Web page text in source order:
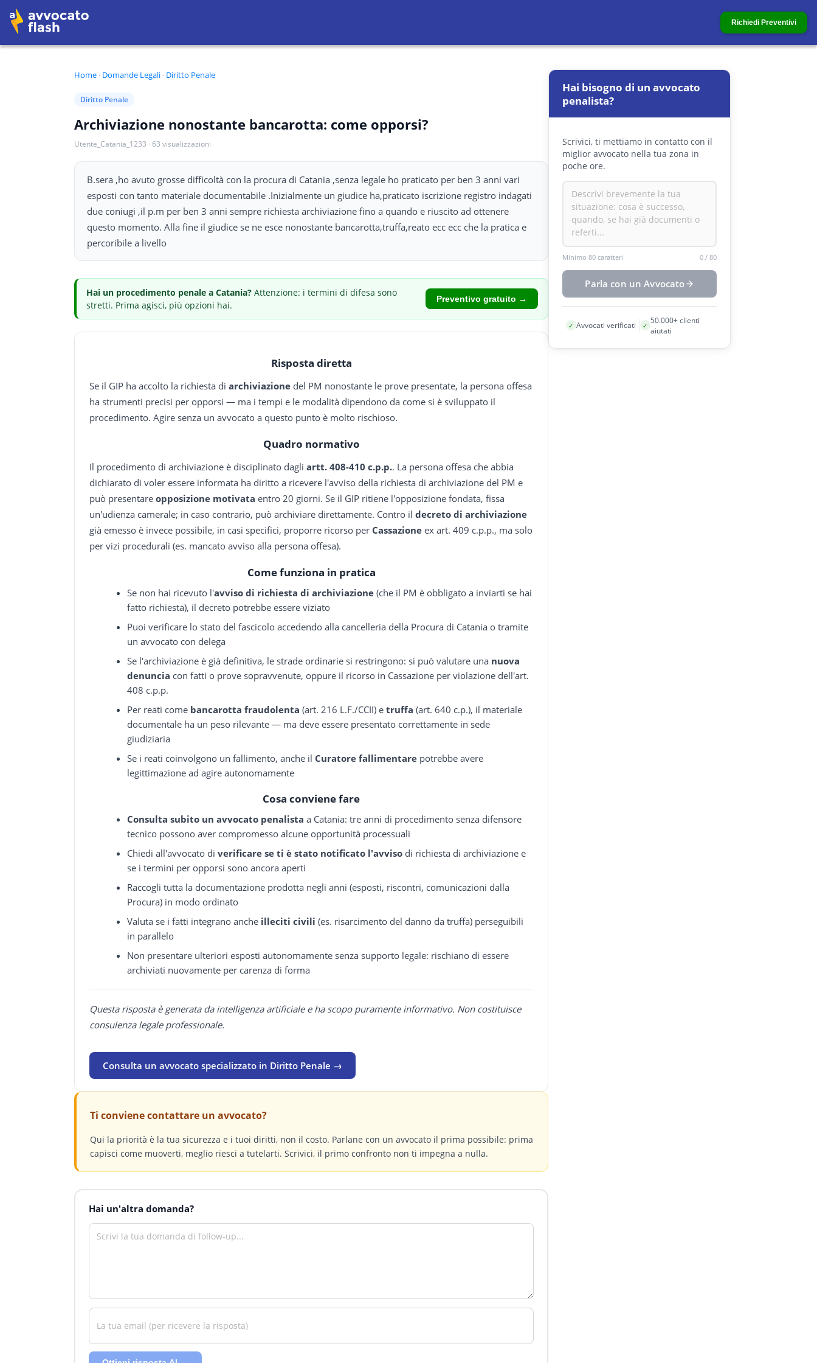
Richiedi Preventivi
Home · Domande Legali · Diritto Penale
Diritto Penale
Archiviazione nonostante bancarotta: come opporsi?
Utente_Catania_1233 · 63 visualizzazioni
B.sera ,ho avuto grosse difficoltà con la procura di Catania ,senza legale ho praticato per ben 3 anni vari
esposti con tanto materiale documentabile .Inizialmente un giudice ha,praticato iscrizione registro indagati
due coniugi ,il p.m per ben 3 anni sempre richiesta archiviazione fino a quando e riuscito ad ottenere
questo momento. Alla fine il giudice se ne esce nonostante bancarotta,truffa,reato ecc ecc che la pratica e
percoribile a livello
Hai un procedimento penale a Catania? Attenzione: i termini di difesa sono
stretti. Prima agisci, più opzioni hai.
Preventivo gratuito →
Risposta diretta
Se il GIP ha accolto la richiesta di archiviazione del PM nonostante le prove presentate, la persona offesa
ha strumenti precisi per opporsi — ma i tempi e le modalità dipendono da come si è sviluppato il
procedimento. Agire senza un avvocato a questo punto è molto rischioso.
Quadro normativo
Il procedimento di archiviazione è disciplinato dagli artt. 408-410 c.p.p.. La persona offesa che abbia
dichiarato di voler essere informata ha diritto a ricevere l'avviso della richiesta di archiviazione del PM e
può presentare opposizione motivata entro 20 giorni. Se il GIP ritiene l'opposizione fondata, fissa
un'udienza camerale; in caso contrario, può archiviare direttamente. Contro il decreto di archiviazione
già emesso è invece possibile, in casi specifici, proporre ricorso per Cassazione ex art. 409 c.p.p., ma solo
per vizi procedurali (es. mancato avviso alla persona offesa).
Come funziona in pratica
Se non hai ricevuto l'avviso di richiesta di archiviazione (che il PM è obbligato a inviarti se hai
fatto richiesta), il decreto potrebbe essere viziato
Puoi verificare lo stato del fascicolo accedendo alla cancelleria della Procura di Catania o tramite
un avvocato con delega
Se l'archiviazione è già definitiva, le strade ordinarie si restringono: si può valutare una nuova
denuncia con fatti o prove sopravvenute, oppure il ricorso in Cassazione per violazione dell'art.
408 c.p.p.
Per reati come bancarotta fraudolenta (art. 216 L.F./CCII) etruffa (art. 640 c.p.), il materiale
documentale ha un peso rilevante — ma deve essere presentato correttamente in sede
giudiziaria
Se i reati coinvolgono un fallimento, anche il Curatore fallimentare potrebbe avere
legittimazione ad agire autonomamente
Cosa conviene fare
Consulta subito un avvocato penalista a Catania: tre anni di procedimento senza difensore
tecnico possono aver compromesso alcune opportunità processuali
Chiedi all'avvocato diverificare se ti è stato notificato l'avviso di richiesta di archiviazione e
se i termini per opporsi sono ancora aperti
Raccogli tutta la documentazione prodotta negli anni (esposti, riscontri, comunicazioni dalla
Procura) in modo ordinato
Valuta se i fatti integrano anche illeciti civili (es. risarcimento del danno da truffa) perseguibili
in parallelo
Non presentare ulteriori esposti autonomamente senza supporto legale: rischiano di essere
archiviati nuovamente per carenza di forma
Questa risposta è generata da intelligenza artificiale e ha scopo puramente informativo. Non costituisce
consulenza legale professionale.
Consulta un avvocato specializzato in Diritto Penale →
Ti conviene contattare un avvocato?
Qui la priorità è la tua sicurezza e i tuoi diritti, non il costo. Parlane con un avvocato il prima possibile: prima
capisci come muoverti, meglio riesci a tutelarti. Scrivici, il primo confronto non ti impegna a nulla.
Hai un'altra domanda?
Hai bisogno di un avvocato
penalista?
Scrivici, ti mettiamo in contatto con il
miglior avvocato nella tua zona in
poche ore.
Minimo 80 caratteri 0 / 80
Parla con un Avvocato
✓ Avvocati verificati ✓ 50.000+ clienti
aiutati